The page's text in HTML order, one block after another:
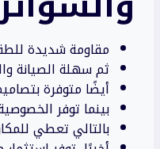
مقاومة شديدة
ثم سهلة الصيانة
أيضًا متوفرة
بينما توفر
بالتالي تعطي